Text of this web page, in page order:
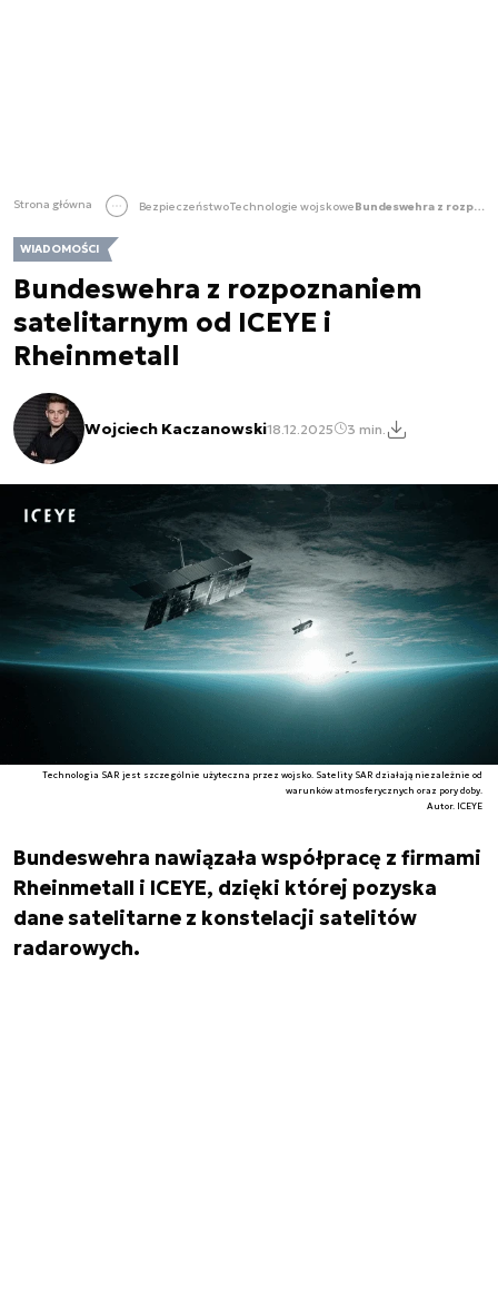
Strona główna BezpieczeństwoTechnologie wojskowe Bundeswehra z rozpoznaniem satelitarnym od ICEYE i Rheinmetall
WIADOMOŚCI
Bundeswehra z rozpoznaniem
satelitarnym od ICEYE i
Rheinmetall
Wojciech Kaczanowski18.12.2025 3 min.
Technologia SAR jest szczególnie użyteczna przez wojsko. Satelity SAR działają niezależnie od
warunków atmosferycznych oraz pory doby.
Autor. ICEYE
Bundeswehra nawiązała współpracę z firmami
Rheinmetall i ICEYE, dzięki której pozyska
dane satelitarne z konstelacji satelitów
radarowych.